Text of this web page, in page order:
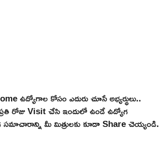
ఉద్యోగాల కోసం ఎదురు చూసే అభ్యర్థులు..
రోజు Visit చేసి ఇందులో ఉండే ఉద్యోగ
సమాచారాన్ని మీ మిత్రులకు కూడా Share చెయ్యండి.